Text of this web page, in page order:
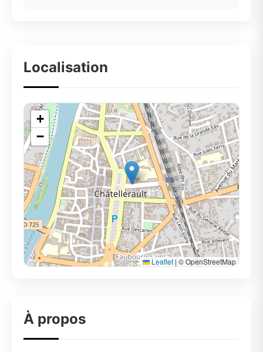
Localisation
+
−
Leaflet | © OpenStreetMap
À propos